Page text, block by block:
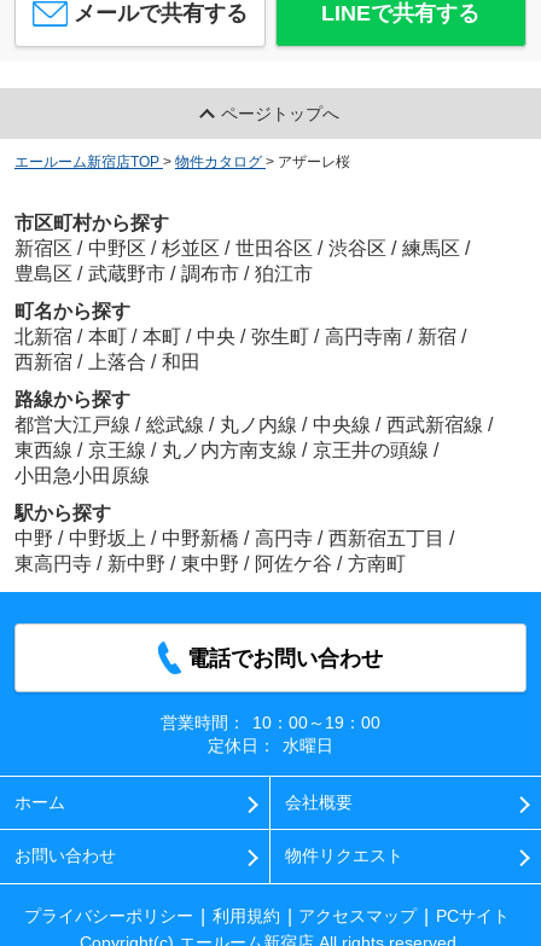
メールで共有する LINEで共有する
ページトップへ
エールーム新宿店TOP > 物件カタログ > アザーレ桜
市区町村から探す
新宿区 / 中野区 / 杉並区 / 世田谷区 / 渋谷区 / 練馬区 /
豊島区 / 武蔵野市 / 調布市 / 狛江市
町名から探す
北新宿 / 本町 / 本町 / 中央 / 弥生町 / 高円寺南 / 新宿 /
西新宿 / 上落合 / 和田
路線から探す
都営大江戸線 / 総武線 / 丸ノ内線 / 中央線 / 西武新宿線 /
東西線 / 京王線 / 丸ノ内方南支線 / 京王井の頭線 /
小田急小田原線
駅から探す
中野 / 中野坂上 / 中野新橋 / 高円寺 / 西新宿五丁目 /
東高円寺 / 新中野 / 東中野 / 阿佐ケ谷 / 方南町
電話でお問い合わせ
営業時間：
10：00～19：00
定休日：
水曜日
ホーム 会社概要
お問い合わせ 物件リクエスト
プライバシーポリシー 利用規約 アクセスマップ
PCサイト